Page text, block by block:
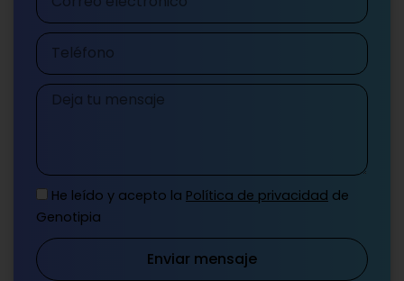
electrónico
Teléfono
Mensaje
He leído y acepto la Política de privacidad de
Genotipia
Enviar mensaje